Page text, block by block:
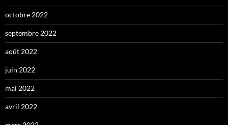
octobre 2022
septembre 2022
août 2022
juin 2022
mai 2022
avril 2022